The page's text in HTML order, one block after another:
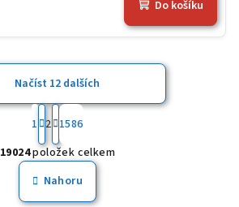
Do košíku
O
v
l
á
Načíst 12 dalších
S
t
r
á
n
k
1 2 1586
19024položek celkem
Nahoru